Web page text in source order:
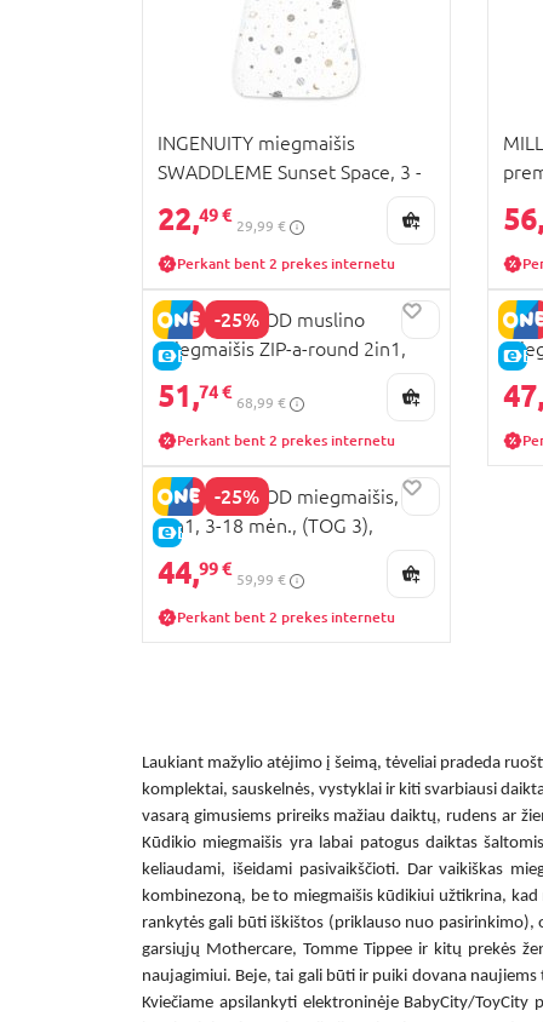
INGENUITY miegmaišis
SWADDLEME Sunset Space, 3 -
22,49 €
29,99 €
Perkant bent 2 prekes internetu
56,
-25%
E-KAINA
MOTHERHOOD muslino
miegmaišis ZIP-a-round 2in1,
grey classics, 107/138
51,74 €
68,99 €
Perkant bent 2 prekes internetu
47,
-25%
E-KAINA
MOTHERHOOD miegmaišis,
2in1, 3-18 mėn., (TOG 3),
rožinis, 092/171
44,99 €
59,99 €
Perkant bent 2 prekes internetu
Laukiant mažylio atėjimo į šeimą, tėveliai pradeda
komplektai, sauskelnės, vystyklai ir kiti svarbiausi
vasarą gimusiems prireiks mažiau daiktų, rudens ar
Kūdikio miegmaišis yra labai patogus daiktas
keliaudami, išeidami pasivaikščioti. Darvaikiškas
kombinezoną, be to miegmaišis kūdikiui užtikrina, kad
rankytės gali būti iškištos (priklauso nuo
garsiųjų Mothercare, Tomme Tippee ir kitų prekės
naujagimiui. Beje, tai gali būti ir puiki dovana
Kviečiame apsilankyti elektroninėje BabyCity/